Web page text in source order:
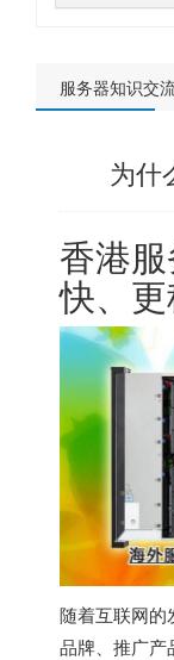
服务器知识交
为什
香港
快、
随着互联网的
品牌、推广产